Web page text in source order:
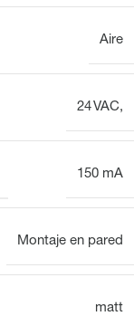
Aire
24 VAC,
150 mA
Montaje en pared
matt